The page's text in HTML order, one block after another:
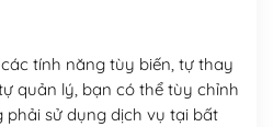
tính năng tùy biến, tự thay
quản lý, bạn có thể tùy chỉnh
sử dụng dịch vụ tại bất